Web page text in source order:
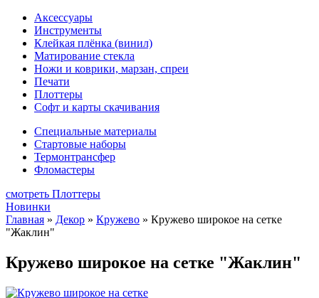
Аксессуары
Инструменты
Клейкая плёнка (винил)
Матирование стекла
Ножи и коврики, марзан, спреи
Печати
Плоттеры
Софт и карты скачивания
Специальные материалы
Стартовые наборы
Термонтрансфер
Фломастеры
смотреть Плоттеры
Новинки
Главная » Декор » Кружево » Кружево широкое на сетке
"Жаклин"
Кружево широкое на сетке "Жаклин"